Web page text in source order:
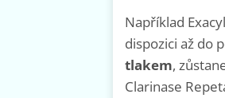
Například
dispozici až do
tlakem,
Clarinase